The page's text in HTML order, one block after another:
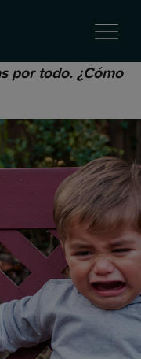
por todo. ¿Cómo